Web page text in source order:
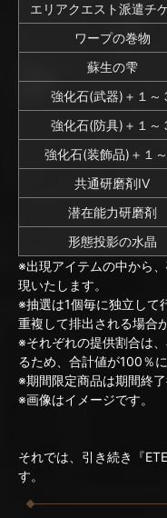
エリアクエスト派遣チ
ワープの巻物
蘇生の雫
強化石(武器)＋１～
強化石(防具)＋１～
強化石(装飾品)＋１
共通研磨剤IV
潜在能力研磨剤
形態投影の水晶
※出現アイテムの中から
現いたします。
※抽選は1個毎に独立して
重複して排出される場合
※それぞれの提供割合は
るため、合計値が100％
※期間限定商品は期間終
※画像はイメージです。
それでは、引き続き『
す。